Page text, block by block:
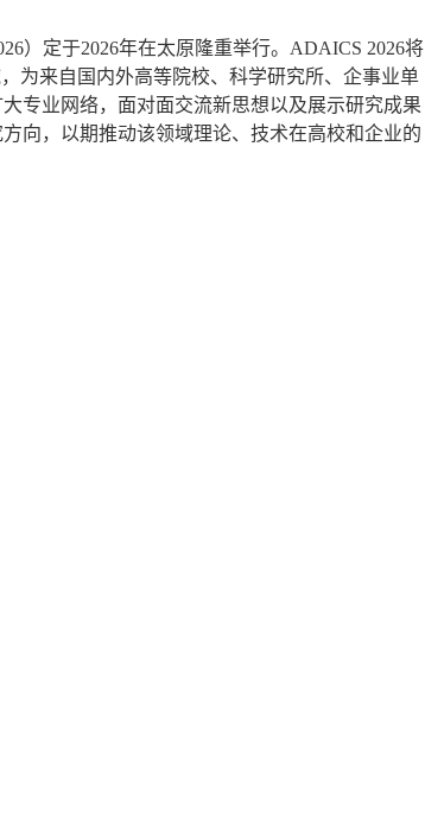
）定于2026年在太原隆重举行。ADAICS 2026将
为来自国内外高等院校、科学研究所、企事业单
专业网络，面对面交流新思想以及展示研究成果
向，以期推动该领域理论、技术在高校和企业的